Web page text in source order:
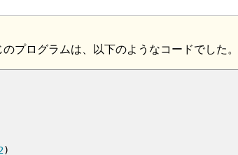
プログラムは、以下のようなコードでした。
)